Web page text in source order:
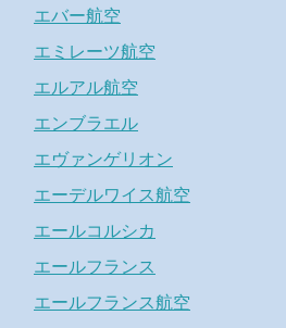
エバー航空
エミレーツ航空
エルアル航空
エンブラエル
エヴァンゲリオン
エーデルワイス航空
エールコルシカ
エールフランス
エールフランス航空